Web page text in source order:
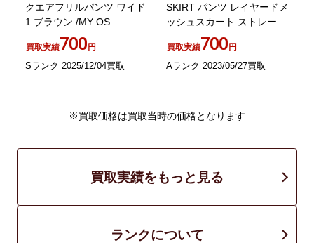
クエアフリルパンツ ワイド
1 ブラウン /MY OS
買取実績700円
Sランク 2025/12/04買取
SKIRT パンツ レイヤードメ
ッシュスカート ストレート
2 緑 アイボリー グリーン
買取実績700円
Aランク 2023/05/27買取
※買取価格は買取当時の価格となります
買取実績をもっと見る
ランクについて